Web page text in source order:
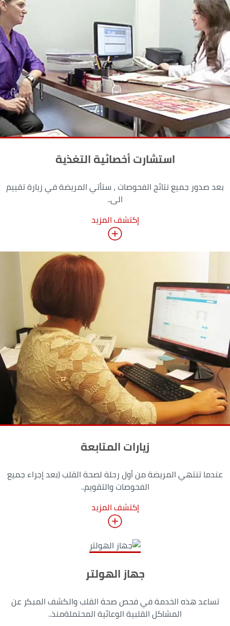
استشارت أخصائية التغذية
بعد صدور جميع نتائج الفحوصات ، ستأتي المريضة في زيارة تقييم
الى..
إكتشف المزيد
زيارات المتابعة
عندما تنتهي المريضة من أول رحلة لصحة القلب (بعد إجراء جميع
الفحوصات والتقويم..
إكتشف المزيد
جهاز الهولتر
تساعد هذه الخدمة في فحص صحة القلب والكشف المبكر عن
المشاكل القلبية الوعائية المحتملةمنذ..